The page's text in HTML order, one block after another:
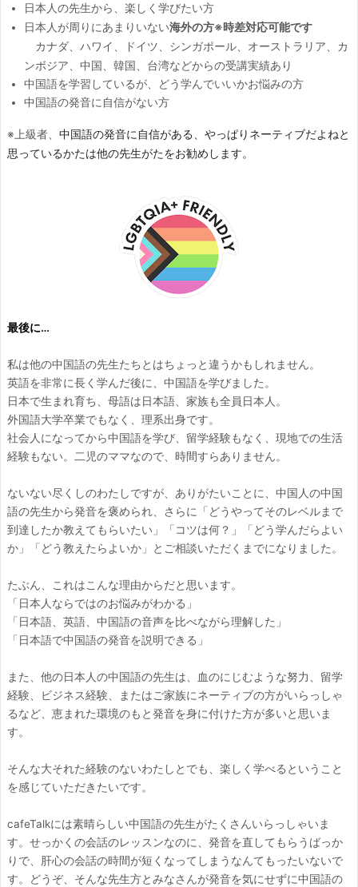
日本人の先生から、楽しく学びたい方
日本人が周りにあまりいない海外の方※時差対応可能です
カナダ、ハワイ、ドイツ、シンガポール、オーストラリア、カ
ンボジア、中国、韓国、台湾などからの受講実績あり
中国語を学習しているが、どう学んでいいかお悩みの方
中国語の発音に自信がない方
※上級者、 中国語の発音に自信がある、 やっぱりネーティブだよねと
思っているかたは他の先生がたをお勧めします。
最後に…
私は他の中国語の先生たちとはちょっと違うかもしれません。
英語を非常に長く学んだ後に、中国語を学びました。
日本で生まれ育ち、母語は日本語、家族も全員日本人。
外国語大学卒業でもなく、理系出身です。
社会人になってから中国語を学び、留学経験もなく、現地での生活
経験もない。二児のママなので、時間すらありません。
ないない尽くしのわたしですが、ありがたいことに、中国人の中国
語の先生から発音を褒められ、さらに「どうやってそのレベルまで
到達したか教えてもらいたい」「コツは何？」「どう学んだらよい
か」「どう教えたらよいか」とご相談いただくまでになりました。
たぶん、これはこんな理由からだと思います。
「日本人ならではのお悩みがわかる」
「日本語、英語、中国語の音声を比べながら理解した」
「日本語で中国語の発音を説明できる」
また、他の日本人の中国語の先生は、血のにじむような努力、留学
経験、ビジネス経験、またはご家族にネーティブの方がいらっしゃ
るなど、恵まれた環境のもと発音を身に付けた方が多いと思いま
す。
そんな大それた経験のないわたしとでも、楽しく学べるということ
を感じていただきたいです。
cafeTalkには素晴らしい中国語の先生がたくさんいらっしゃいま
す。せっかくの会話のレッスンなのに、発音を直してもらうばっか
りで、肝心の会話の時間が短くなってしまうなんてもったいないで
す。どうぞ、そんな先生方とみなさんが発音を気にせずに中国語の